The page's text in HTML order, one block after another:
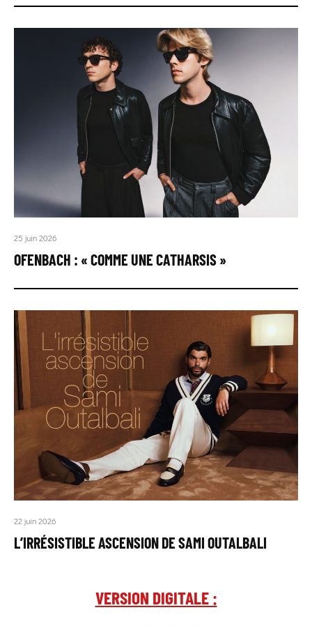
25 juin 2026
OFENBACH : « COMME UNE CATHARSIS »
22 juin 2026
L’IRRÉSISTIBLE ASCENSION DE SAMI OUTALBALI
VERSION DIGITALE :